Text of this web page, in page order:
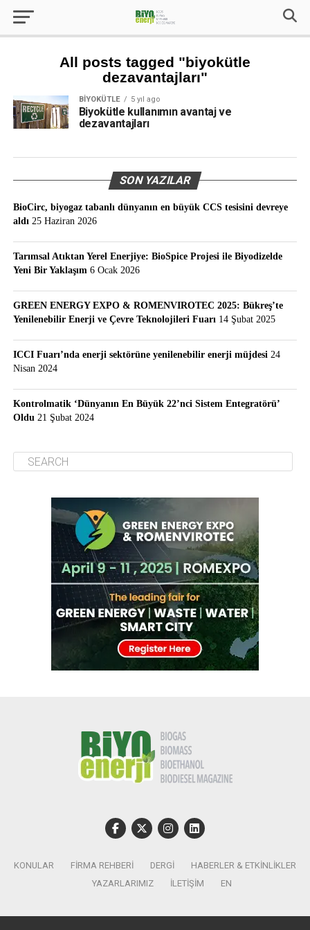
All posts tagged "biyokütle
dezavantajları"
BIYOKÜTLE 5 yıl ago
Biyokütle kullanımın avantaj ve
dezavantajları
SON YAZILAR
BioCirc, biyogaz tabanlı dünyanın en büyük CCS tesisini devreye
aldı 25 Haziran 2026
Tarımsal Atıktan Yerel Enerjiye: BioSpice Projesi ile Biyodizelde
Yeni Bir Yaklaşım 6 Ocak 2026
GREEN ENERGY EXPO & ROMENVIROTEC 2025: Bükreş’te
Yenilenebilir Enerji ve Çevre Teknolojileri Fuarı 14 Şubat 2025
ICCI Fuarı’nda enerji sektörüne yenilenebilir enerji müjdesi 24
Nisan 2024
Kontrolmatik ‘Dünyanın En Büyük 22’nci Sistem Entegratörü’
Oldu 21 Şubat 2024
KONULAR FIRMA REHBERI DERGI
HABERLER & ETKINLIKLER
YAZARLARIMIZ
İLETIŞIM EN